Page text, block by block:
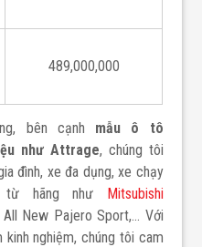
489,000,000
bên cạnh mẫu ô tô
như Attrage, chúng tôi
đình, xe đa dụng, xe chạy
từ hãng như Mitsubishi
New Pajero Sport,... Với
nghiệm, chúng tôi cam